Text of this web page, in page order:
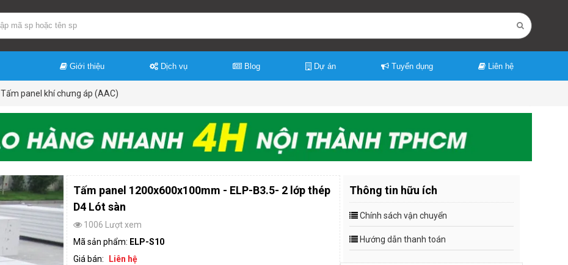
Giới thiệu Dịch vụ Blog Dự án Tuyển dụng Liên hệ
Tấm panel khí chưng áp (AAC)
Tấm panel 1200x600x100mm - ELP-B3.5- 2 lớp thép
D4 Lót sàn
1006 Lượt xem
Mã sản phẩm: ELP-S10
Giá bán:
Liên hệ
Thông tin hữu ích
Chính sách vận chuyển
Hướng dẫn thanh toán